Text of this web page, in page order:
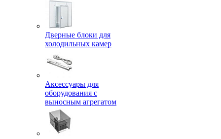
Дверные блоки для
холодильных камер
Аксессуары для
оборудования с
выносным агрегатом